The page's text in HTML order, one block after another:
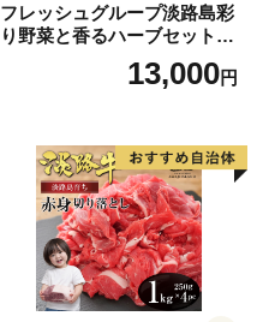
フレッシュグループ淡路島彩
り野菜と香るハーブセット
13,000円